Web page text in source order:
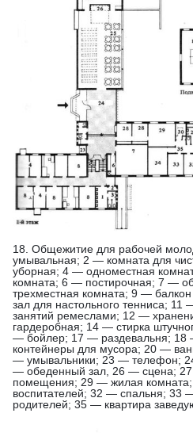
18. Общежитие для рабочей
умывальная; 2 — комната для
уборная; 4 — одноместная
комната; 6 — постирочная; 7 —
трехместная комната; 9 —
зал для настольного тенниса;
занятий ремеслами; 12 —
гардеробная; 14 — стирка
— бойлер; 17 — раздевальня;
контейнеры для мусора; 20 —
— умывальники; 23 — телефон;
— обеденный зал, 26 — сцена;
помещения; 29 — жилая
воспитателей; 32 — спальня; 33
родителей; 35 — квартира